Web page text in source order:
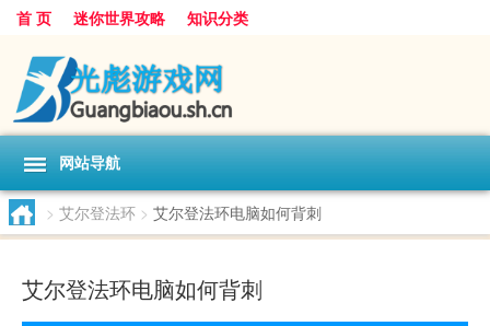
首 页 迷你世界攻略 知识分类
网站导航
> 艾尔登法环 > 艾尔登法环电脑如何背刺
艾尔登法环电脑如何背刺